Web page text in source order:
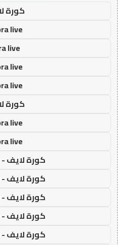
كورة
live
live
live
live
كورة
live
live
كورة لايف - koora live
كورة لايف - koora live
كورة لايف - koora live
كورة لايف - koora live
كورة لايف - koora live